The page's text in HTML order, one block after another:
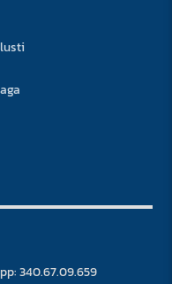
340.67.09.659